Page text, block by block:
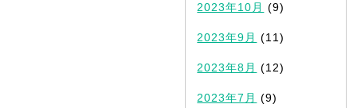
2023年10月 (9)
2023年9月 (11)
2023年8月 (12)
2023年7月 (9)